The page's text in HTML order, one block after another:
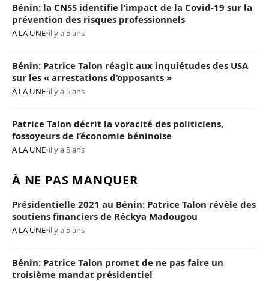
Bénin: la CNSS identifie l’impact de la Covid-19 sur la
prévention des risques professionnels
A LA UNE•il y a 5 ans
Bénin: Patrice Talon réagit aux inquiétudes des USA
sur les « arrestations d’opposants »
A LA UNE•il y a 5 ans
Patrice Talon décrit la voracité des politiciens,
fossoyeurs de l’économie béninoise
A LA UNE•il y a 5 ans
À NE PAS MANQUER
Présidentielle 2021 au Bénin: Patrice Talon révèle des
soutiens financiers de Réckya Madougou
A LA UNE•il y a 5 ans
Bénin: Patrice Talon promet de ne pas faire un
troisième mandat présidentiel